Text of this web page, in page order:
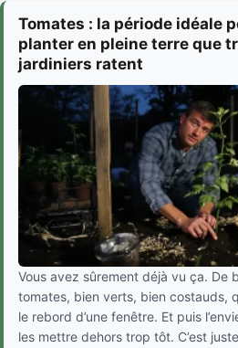
Tomates : la période idéale
planter en pleine terre que
jardiniers ratent
Vous avez sûrement déjà vu ça. De
tomates, bien verts, bien costauds,
le rebord d’une fenêtre. Et puis
les mettre dehors trop tôt. C’est